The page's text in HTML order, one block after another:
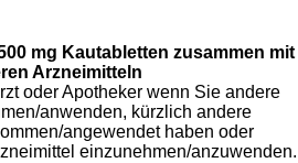
mg Kautabletten zusammen mit
Arzneimitteln
oder Apotheker wenn Sie andere
anwenden, kürzlich andere
angewendet haben oder
einzunehmen/anzuwenden.